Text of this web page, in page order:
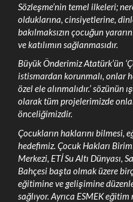
Sözleşme’nin temel ilkeleri;
olduklarına, cinsiyetlerine,
bakılmaksızın çocuğun
ve katılımın sağlanmasıdır.
Büyük Önderimiz Atatürk’ün
istismardan korunmalı, onlar
özel ele alınmalıdır.’ sözünün
olarak tüm projelerimizde
önceliğimizdir.
Çocukların haklarını bilmesi,
hedefimiz. Çocuk Hakları
Merkezi, ETİ Su Altı Dünyası,
Bahçesi başta olmak üzere
eğitimine ve gelişimine
sağlıyor. Ayrıca ESMEK